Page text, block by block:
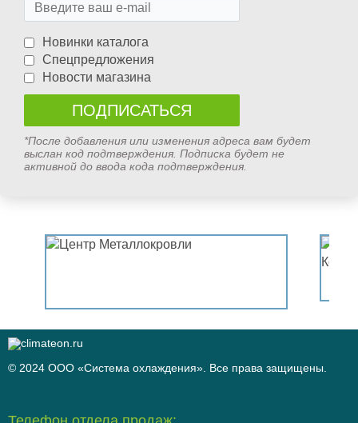
Новинки каталога
Спецпредложения
Новости магазина
*После добавления или изменения адреса вам будет
выслан код подтверждения. Подписка будет не
активной до ввода кода подтверждения.
© 2024 ООО «Система охлаждения». Все права защищены.